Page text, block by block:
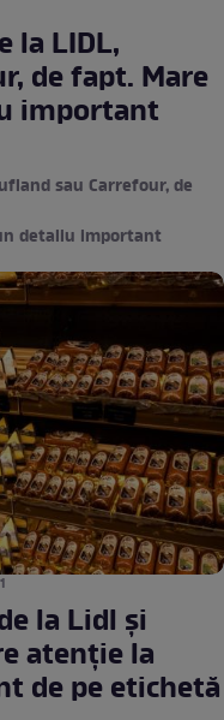
la LIDL,
de fapt. Mare
important
sau Carrefour, de
detaliu important
la Lidl și
atenție la
de pe etichetă